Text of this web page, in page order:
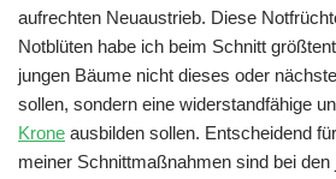
aufrechten Neuaustrieb. Diese
Notblüten habe ich beim Schnitt
jungen Bäume nicht dieses oder
sollen, sondern eine widerstandfähige
Krone ausbilden sollen. Entscheidend
meiner Schnittmaßnahmen sind bei den